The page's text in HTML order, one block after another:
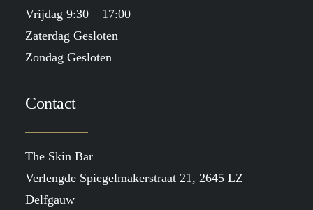
Vrijdag 9:30 – 17:00
Zaterdag Gesloten
Zondag Gesloten
Contact
The Skin Bar
Verlengde Spiegelmakerstraat 21, 2645 LZ
Delfgauw